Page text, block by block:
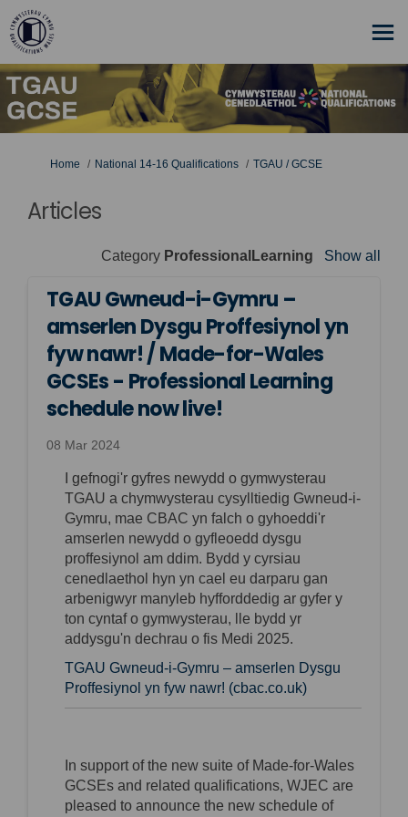
You are here:
Home National 14-16 Qualifications TGAU / GCSE
Articles
Category ProfessionalLearning Show all
TGAU Gwneud-i-Gymru –
amserlen Dysgu Proffesiynol yn
fyw nawr! / Made-for-Wales
GCSEs - Professional Learning
schedule now live!
08 Mar 2024
I gefnogi'r gyfres newydd o gymwysterau
TGAU a chymwysterau cysylltiedig Gwneud-i-
Gymru, mae CBAC yn falch o gyhoeddi'r
amserlen newydd o gyfleoedd dysgu
proffesiynol am ddim. Bydd y cyrsiau
cenedlaethol hyn yn cael eu darparu gan
arbenigwyr manyleb hyfforddedig ar gyfer y
ton cyntaf o gymwysterau, lle bydd yr
addysgu'n dechrau o fis Medi 2025.
TGAU Gwneud-i-Gymru – amserlen Dysgu
Proffesiynol yn fyw nawr! (cbac.co.uk)(External link)
In support of the new suite of Made-for-Wales
GCSEs and related qualifications, WJEC are
pleased to announce the new schedule of